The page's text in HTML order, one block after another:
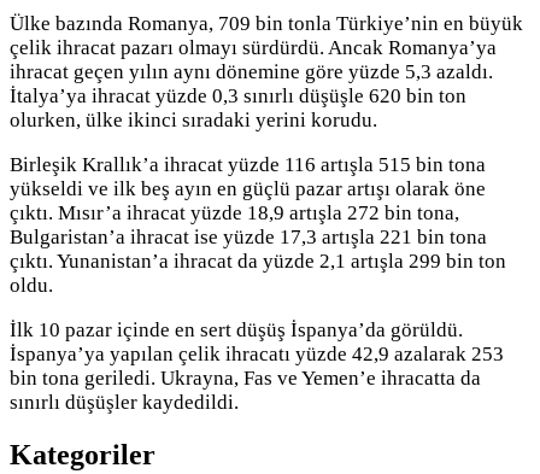
Ülke bazında Romanya, 709 bin tonla Türkiye’nin en büyük
çelik ihracat pazarı olmayı sürdürdü. Ancak Romanya’ya
ihracat geçen yılın aynı dönemine göre yüzde 5,3 azaldı.
İtalya’ya ihracat yüzde 0,3 sınırlı düşüşle 620 bin ton
olurken, ülke ikinci sıradaki yerini korudu.
Birleşik Krallık’a ihracat yüzde 116 artışla 515 bin tona
yükseldi ve ilk beş ayın en güçlü pazar artışı olarak öne
çıktı. Mısır’a ihracat yüzde 18,9 artışla 272 bin tona,
Bulgaristan’a ihracat ise yüzde 17,3 artışla 221 bin tona
çıktı. Yunanistan’a ihracat da yüzde 2,1 artışla 299 bin ton
oldu.
İlk 10 pazar içinde en sert düşüş İspanya’da görüldü.
İspanya’ya yapılan çelik ihracatı yüzde 42,9 azalarak 253
bin tona geriledi. Ukrayna, Fas ve Yemen’e ihracatta da
sınırlı düşüşler kaydedildi.
Kategoriler